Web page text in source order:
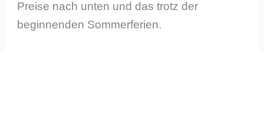
Preise nach unten und das trotz der
beginnenden Sommerferien.